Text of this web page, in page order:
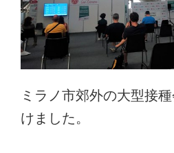
ミラノ市郊外の大型接
けました。